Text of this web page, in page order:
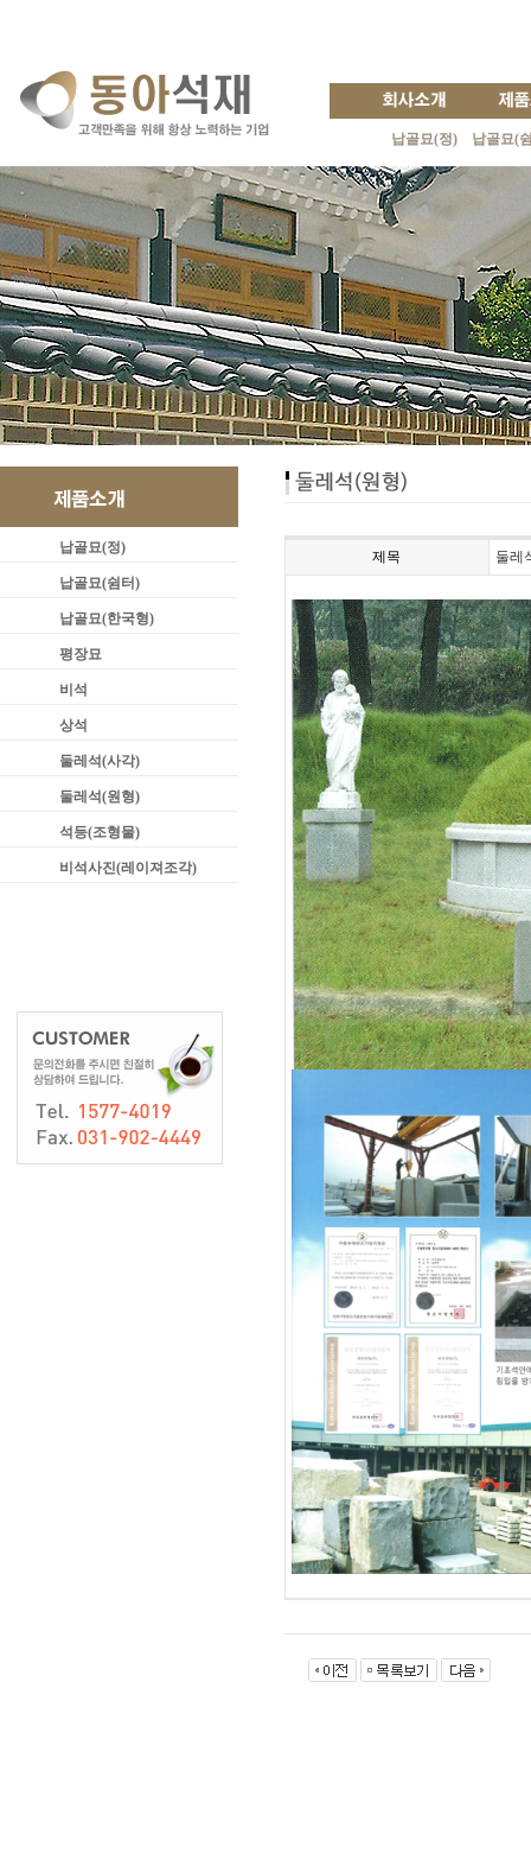
납골묘(정) 납골묘(
납골묘(정)
납골묘(쉼터)
납골묘(한국형)
평장묘
비석
상석
둘레석(사각)
둘레석(원형)
석등(조형물)
비석사진(레이져조각)
제목 둘레